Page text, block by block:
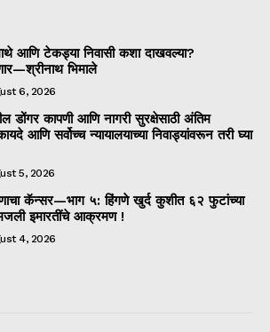
आणि टेकड्या निवासी कशा दाखवल्या?
भिमाले
6, 2026
डोंगर कापणी आणि नागरी सुरक्षेसाठी अंतिम
आणि सर्वोच्च न्यायालयाच्या निवाड्यांवरून तरी घ्या
5, 2026
कॅन्सर—भाग ५: हिंगणे खुर्द कुशीत ६२ फुटांच्या
इमारतींचे आक्रमण !
4, 2026